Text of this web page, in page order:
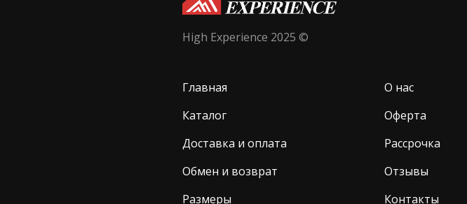
High Experience 2025 ©
Главная
Каталог
Доставка и оплата
Обмен и возврат
Размеры
О нас
Оферта
Рассрочка
Отзывы
Контакты